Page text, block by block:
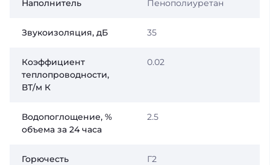
Наполнитель Пенополиуретан
Звукоизоляция, дБ 35
Коэффициент
теплопроводности,
ВТ/м К
0.02
Водопоглощение, %
объема за 24 часа
2.5
Горючесть
Г2